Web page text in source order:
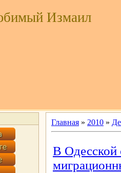
Измаил
Главная » 2010 »
В Одесской